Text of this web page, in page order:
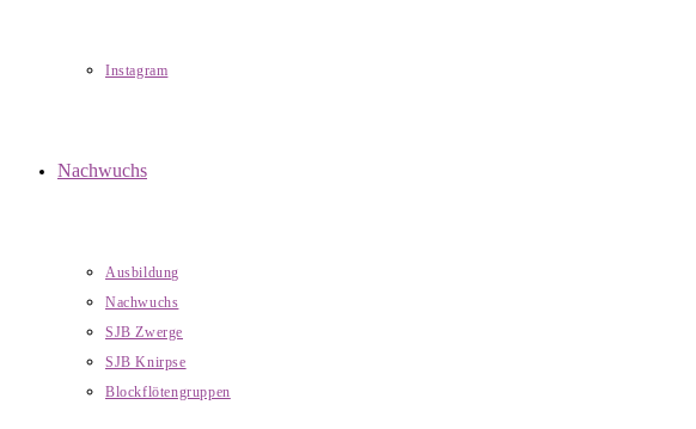
Instagram
Nachwuchs
Ausbildung
Nachwuchs
SJB Zwerge
SJB Knirpse
Blockflötengruppen